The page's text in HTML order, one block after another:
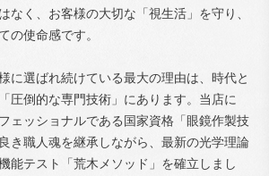
なく、お客様の大切な「視生活」を守り、
の使命感です。
に選ばれ続けている最大の理由は、時代と
圧倒的な専門技術」にあります。当店に
ェッショナルである国家資格「眼鏡作製技
き職人魂を継承しながら、最新の光学理論
能テスト「荒木メソッド」を確立しまし